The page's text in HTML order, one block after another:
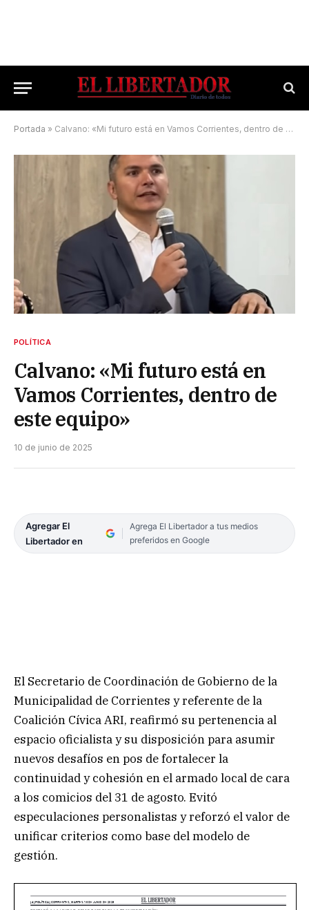
Portada » Calvano: «Mi futuro está en Vamos Corrientes, dentro de este equipo»
POLÍTICA
Calvano: «Mi futuro está en
Vamos Corrientes, dentro de
este equipo»
10 de junio de 2025
Agregar El
Libertador en
Agrega El Libertador a tus medios
preferidos en Google
El Secretario de Coordinación de Gobierno de la
Municipalidad de Corrientes y referente de la
Coalición Cívica ARI, reafirmó su pertenencia al
espacio oficialista y su disposición para asumir
nuevos desafíos en pos de fortalecer la
continuidad y cohesión en el armado local de cara
a los comicios del 31 de agosto. Evitó
especulaciones personalistas y reforzó el valor de
unificar criterios como base del modelo de
gestión.